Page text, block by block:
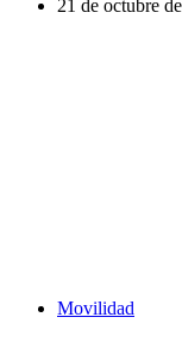
21 de octubre
Movilidad